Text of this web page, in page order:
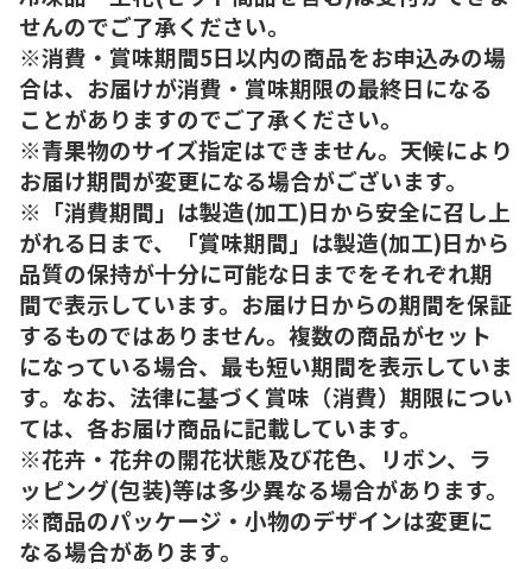
せんのでご了承ください。
※消費・賞味期間5日以内の商品をお申込みの場
合は、お届けが消費・賞味期限の最終日になる
ことがありますのでご了承ください。
※青果物のサイズ指定はできません。天候により
お届け期間が変更になる場合がございます。
※「消費期間」は製造(加工)日から安全に召し上
がれる日まで、「賞味期間」は製造(加工)日から
品質の保持が十分に可能な日までをそれぞれ期
間で表示しています。お届け日からの期間を保証
するものではありません。複数の商品がセット
になっている場合、最も短い期間を表示していま
す。なお、法律に基づく賞味（消費）期限につい
ては、各お届け商品に記載しています。
※花卉・花弁の開花状態及び花色、リボン、ラ
ッピング(包装)等は多少異なる場合があります。
※商品のパッケージ・小物のデザインは変更に
なる場合があります。